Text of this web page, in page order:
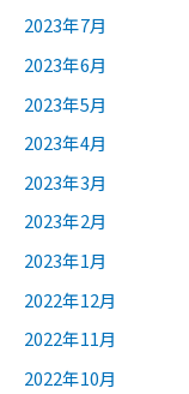
2023年7月
2023年6月
2023年5月
2023年4月
2023年3月
2023年2月
2023年1月
2022年12月
2022年11月
2022年10月